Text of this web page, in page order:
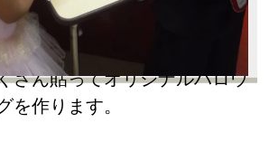
タンの顔を貼ったり、ステッ
さん貼ってオリジナルハロウ
を作ります。